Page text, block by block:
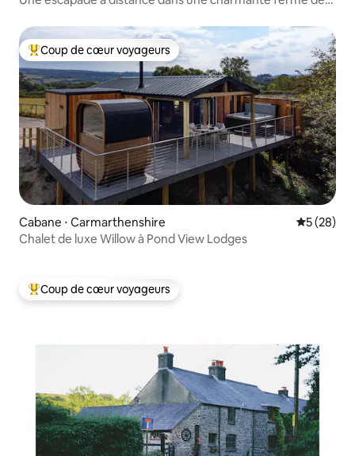
Coups de cœur voyageurs les plus appréciés
Coup de cœur voyageurs
Cabane ⋅ Carmarthenshire
5 (28)
Chalet de luxe Willow à Pond View Lodges
Coups de cœur voyageurs les plus appréciés
Coup de cœur voyageurs